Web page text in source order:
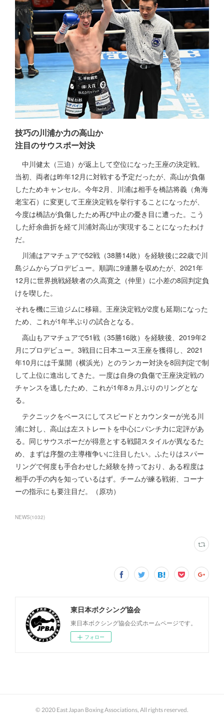
技巧の川浦か力の高山か
注目のサウスポー対決
中川健太（三迫）が返上して空位になった王座の決定戦。
当初、両者は昨年12月に対戦する予定だったが、高山が負傷
したためキャンセル。今年2月、川浦は相手を橋詰将義（角海
老宝石）に変更して王座決定戦を挙行することになったが、
今度は橋詰が負傷したため再び中止の憂き目に遭った。こう
した紆余曲折を経て川浦対高山が実現することになったわけ
だ。
川浦はアマチュアで52戦（38勝14敗）を経験後に22歳で川
島ジムからプロデビュー。順調に9連勝を収めたが、2021年
12月に世界挑戦経験者の久高寛之（仲里）に小差の8回判定負
けを喫した。
それを機に三迫ジムに移籍。王座決定戦が2度も延期になった
ため、これが1年半ぶりの試合となる。
高山もアマチュアで51戦（35勝16敗）を経験後、2019年2
月にプロデビュー。3戦目に日本ユース王座を獲得し、2021
年10月には千葉開（横浜光）とのランカー対決を8回判定で制
して上位に進出してきた。一度は自身の負傷で王座決定戦の
チャンスを逃したため、これが1年8ヵ月ぶりのリングとな
る。
テクニックをベースにしてスピードとカウンターが光る川
浦に対し、高山は左ストレートを中心にパンチ力に定評があ
る。同じサウスポーだが得意とする戦闘スタイルが異なるた
め、まずは序盤の主導権争いに注目したい。ふたりはスパー
リングで何度も手合わせした経験を持っており、ある程度は
相手の手の内を知っているはず。チームが練る戦術、コーナ
ーの指示にも要注目だ。（原功）
NEWS(1032)
東日本ボクシング協会
東日本ボクシング協会公式ホームページです。
フォロー
© 2020 East Japan Boxing Associations, All rights reserved.